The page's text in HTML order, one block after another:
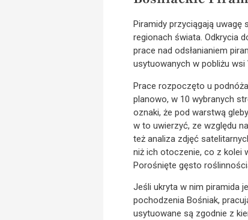
Piramidy przyciągają
regionach świata. Odkrycia
prace nad odsłanianiem
usytuowanych w pobliżu wsi
Prace rozpoczęto u
planowo, w 10 wybranych
oznaki, że pod warstwą
w to uwierzyć, ze względu
też analiza zdjęć
niż ich otoczenie, co z kolei
Porośnięte gęsto
Jeśli ukryta w nim piramida
pochodzenia Bośniak,
usytuowane są zgodnie z